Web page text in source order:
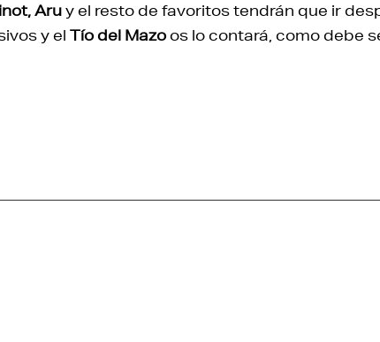
Aruy el resto de favoritos tendrán que ir
y el Tío del Mazoos lo contará, como debe